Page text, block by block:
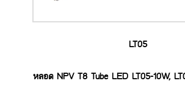
LT05
หลอด NPV T8 Tube LED LT05-10W,